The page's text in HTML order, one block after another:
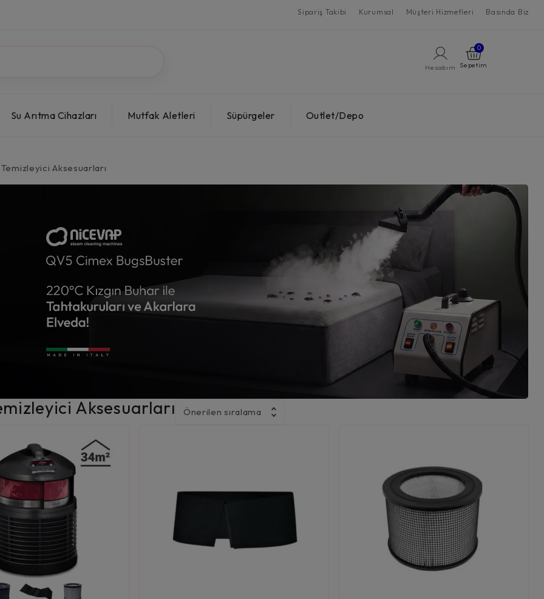
Sipariş Takibi Kurumsal Müşteri Hizmetleri Basında Biz
Hesabım
0
Su Arıtma Cihazları Mutfak Aletleri Süpürgeler Outlet/Depo
Aksesuarları
Aksesuarları